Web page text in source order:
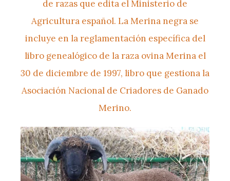
de razas que edita el Ministerio de
Agricultura español. La Merina negra se
incluye en la reglamentación específica del
libro genealógico de la raza ovina Merina el
30 de diciembre de 1997, libro que gestiona la
Asociación Nacional de Criadores de Ganado
Merino.